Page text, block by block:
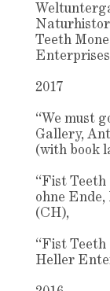
Teeth
Enterprises
2017
“We must
Gallery,
(with book
“Fist Teeth
ohne
(CH),
“Fist Teeth
Heller